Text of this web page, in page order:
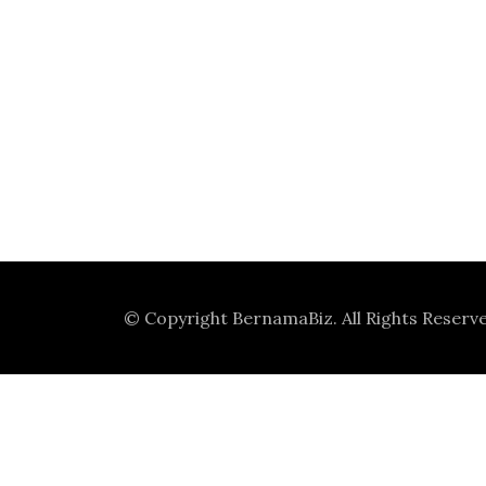
© Copyright BernamaBiz. All Rights